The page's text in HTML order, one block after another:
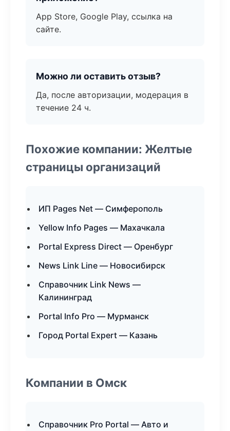
App Store, Google Play, ссылка на
сайте.
Можно ли оставить отзыв?
Да, после авторизации, модерация в
течение 24 ч.
Похожие компании: Желтые
страницы организаций
ИП Pages Net — Симферополь
Yellow Info Pages — Махачкала
Portal Express Direct — Оренбург
News Link Line — Новосибирск
Справочник Link News —
Калининград
Portal Info Pro — Мурманск
Город Portal Expert — Казань
Компании в Омск
Справочник Pro Portal — Авто и